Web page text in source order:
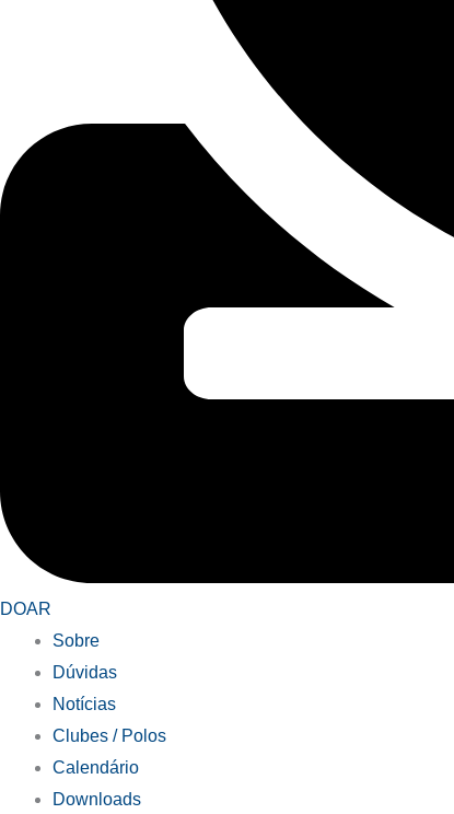
DOAR
Sobre
Dúvidas
Notícias
Clubes / Polos
Calendário
Downloads